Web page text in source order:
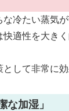
な冷たい蒸気
適性を大きく
して非常に効
な加湿」